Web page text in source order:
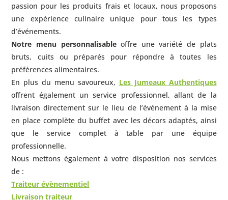
passion pour les produits frais et locaux, nous proposons
une expérience culinaire unique pour tous les types
d’événements.
Notre menu personnalisableoffre une variété de plats
bruts, cuits ou préparés pour répondre à toutes les
préférences alimentaires.
En plus du menu savoureux, Les Jumeaux Authentiques
offrent également un service professionnel, allant de la
livraison directement sur le lieu de l’événement à la mise
en place complète du buffet avec les décors adaptés, ainsi
que le service complet à table par une équipe
professionnelle.
Nous mettons également à votre disposition nos services
de :
Traiteur évènementiel
Livraison traiteur